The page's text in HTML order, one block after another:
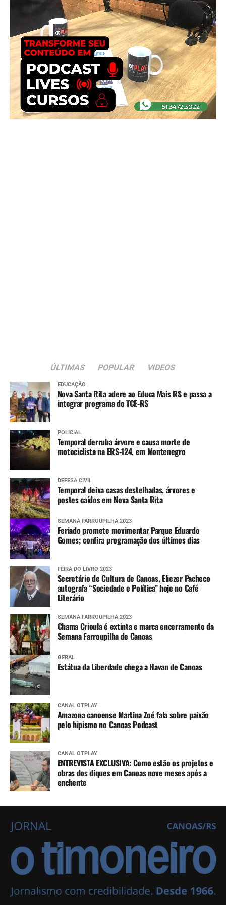
ÚLTIMAS POPULAR VIDEOS
EDUCAÇÃO
Nova Santa Rita adere ao Educa Mais RS e passa a
integrar programa do TCE-RS
POLICIAL
Temporal derruba árvore e causa morte de
motociclista na ERS-124, em Montenegro
DEFESA CIVIL
Temporal deixa casas destelhadas, árvores e
postes caídos em Nova Santa Rita
SEMANA FARROUPILHA 2023
Feriado promete movimentar Parque Eduardo
Gomes; confira programação dos últimos dias
FEIRA DO LIVRO 2023
Secretário de Cultura de Canoas, Eliezer Pacheco
autografa “Sociedade e Política” hoje no Café
Literário
SEMANA FARROUPILHA 2023
Chama Crioula é extinta e marca encerramento da
Semana Farroupilha de Canoas
GERAL
Estátua da Liberdade chega a Havan de Canoas
CANAL OTPLAY
Amazona canoense Martina Zoé fala sobre paixão
pelo hipismo no Canoas Podcast
CANAL OTPLAY
ENTREVISTA EXCLUSIVA: Como estão os projetos e
obras dos diques em Canoas nove meses após a
enchente